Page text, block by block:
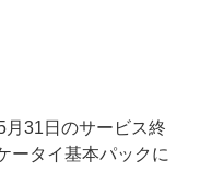
31日のサービス終
ータイ基本パックに